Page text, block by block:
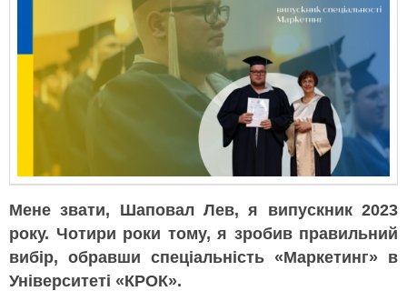
Мене звати, Шаповал Лев, я випускник 2023
року. Чотири роки тому, я зробив правильний
вибір, обравши спеціальність «Маркетинг» в
Університеті «КРОК».